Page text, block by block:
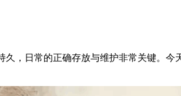
，日常的正确存放与维护非常关键。